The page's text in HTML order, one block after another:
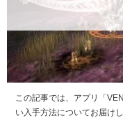
この記事では、アプリ「
い入手方法についてお届け